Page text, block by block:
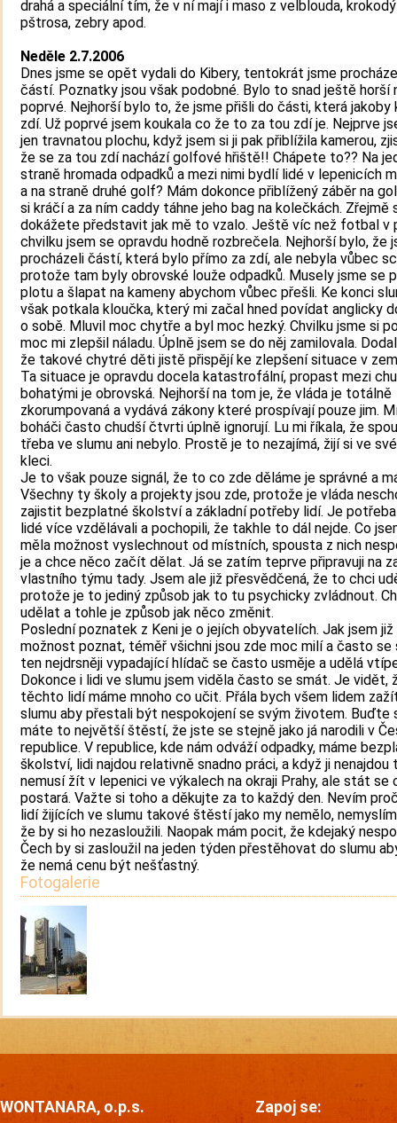
drahá a speciální tím, že v ní mají i maso z velblouda,
pštrosa, zebry apod.
Neděle 2.7.2006
Dnes jsme se opět vydali do Kibery, tentokrát jsme
částí. Poznatky jsou však podobné. Bylo to snad ještě horší
poprvé. Nejhorší bylo to, že jsme přišli do části, která jakoby
zdí. Už poprvé jsem koukala co že to za tou zdí je. Nejprve
jen travnatou plochu, když jsem si ji pak přiblížila kamerou,
že se za tou zdí nachází golfové hřiště!! Chápete to?? Na
straně hromada odpadků a mezi nimi bydlí lidé v lepenicích
a na straně druhé golf? Mám dokonce přiblížený záběr na
si kráčí a za ním caddy táhne jeho bag na kolečkách. Zřejmě
dokážete představit jak mě to vzalo. Ještě víc než fotbal v
chvilku jsem se opravdu hodně rozbrečela. Nejhorší bylo, že
procházeli částí, která bylo přímo za zdí, ale nebyla vůbec
protože tam byly obrovské louže odpadků. Musely jsme se
plotu a šlapat na kameny abychom vůbec přešli. Ke konci
však potkala kloučka, který mi začal hned povídat anglicky
o sobě. Mluvil moc chytře a byl moc hezký. Chvilku jsme si
moc mi zlepšil náladu. Úplně jsem se do něj zamilovala.
že takové chytré děti jistě přispějí ke zlepšení situace v
Ta situace je opravdu docela katastrofální, propast mezi
bohatými je obrovská. Nejhorší na tom je, že vláda je totálně
zkorumpovaná a vydává zákony které prospívají pouze jim.
boháči často chudší čtvrti úplně ignorují. Lu mi říkala, že
třeba ve slumu ani nebylo. Prostě je to nezajímá, žijí si ve
kleci.
Je to však pouze signál, že to co zde děláme je správné a
Všechny ty školy a projekty jsou zde, protože je vláda
zajistit bezplatné školství a základní potřeby lidí. Je
lidé více vzdělávali a pochopili, že takhle to dál nejde. Co
měla možnost vyslechnout od místních, spousta z nich
je a chce něco začít dělat. Já se zatím teprve připravuji na
vlastního týmu tady. Jsem ale již přesvědčená, že to chci
protože je to jediný způsob jak to tu psychicky zvládnout.
udělat a tohle je způsob jak něco změnit.
Poslední poznatek z Keni je o jejích obyvatelích. Jak jsem již
možnost poznat, téměř všichni jsou zde moc milí a často se
ten nejdrsněji vypadající hlídač se často usměje a udělá
Dokonce i lidi ve slumu jsem viděla často se smát. Je vidět,
těchto lidí máme mnoho co učit. Přála bych všem lidem
slumu aby přestali být nespokojení se svým životem. Buďte
máte to největší štěstí, že jste se stejně jako já narodili v
republice. V republice, kde nám odváží odpadky, máme
školství, lidi najdou relativně snadno práci, a když ji nenajdou
nemusí žít v lepenici ve výkalech na okraji Prahy, ale stát se
postará. Važte si toho a děkujte za to každý den. Nevím
lidí žijících ve slumu takové štěstí jako my nemělo,
že by si ho nezasloužili. Naopak mám pocit, že kdejaký
Čech by si zasloužil na jeden týden přestěhovat do slumu
že nemá cenu být nešťastný.
Fotogalerie
WONTANARA, o.p.s. Zapoj se: